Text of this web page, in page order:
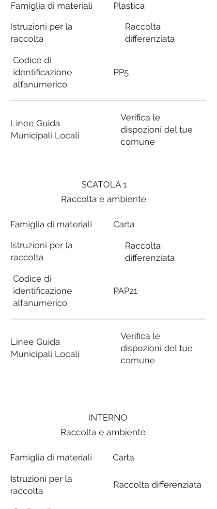
SCATOLA 1
Raccolta e ambiente
Famiglia di materiali
Istruzioni per la
raccolta
Codice di
identificazione
alfanumerico
Linee Guida
Municipali Locali
Carta
Raccolta
differenziata
PAP21
Verifica le
dispozioni del tue
comune
Famiglia di materiali
Istruzioni per la
raccolta
Codice di
identificazione
alfanumerico
Linee Guida
Municipali Locali
Plastica
Raccolta
differenziata
PP5
Verifica le
dispozioni del tue
comune
INTERNO
Raccolta e ambiente
Famiglia di materiali
Istruzioni per la
raccolta
Carta
Raccolta differenziata